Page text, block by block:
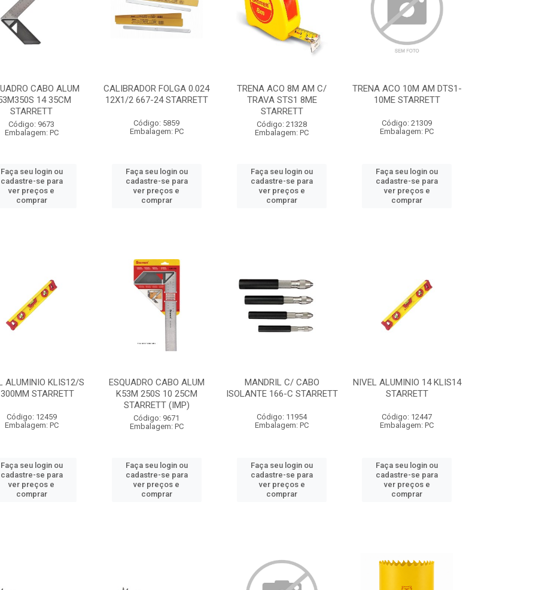
CABO ALUM
14 35CM
STARRETT
Código: 9673
Embalagem: PC
Faça seu login ou
cadastre-se para
ver preços e
comprar
CALIBRADOR FOLGA 0.024
12X1/2 667-24 STARRETT
Código: 5859
Embalagem: PC
Faça seu login ou
cadastre-se para
ver preços e
comprar
TRENA ACO 8M AM C/
TRAVA STS1 8ME
STARRETT
Código: 21328
Embalagem: PC
Faça seu login ou
cadastre-se para
ver preços e
comprar
TRENA ACO 10M AM DTS1-
10ME STARRETT
Código: 21309
Embalagem: PC
Faça seu login ou
cadastre-se para
ver preços e
comprar
ALUMINIO KLIS12/S
STARRETT
Código: 12459
Embalagem: PC
Faça seu login ou
cadastre-se para
ver preços e
comprar
ESQUADRO CABO ALUM
K53M 250S 10 25CM
STARRETT (IMP)
Código: 9671
Embalagem: PC
Faça seu login ou
cadastre-se para
ver preços e
comprar
MANDRIL C/ CABO
ISOLANTE 166-C STARRETT
Código: 11954
Embalagem: PC
Faça seu login ou
cadastre-se para
ver preços e
comprar
NIVEL ALUMINIO 14 KLIS14
STARRETT
Código: 12447
Embalagem: PC
Faça seu login ou
cadastre-se para
ver preços e
comprar